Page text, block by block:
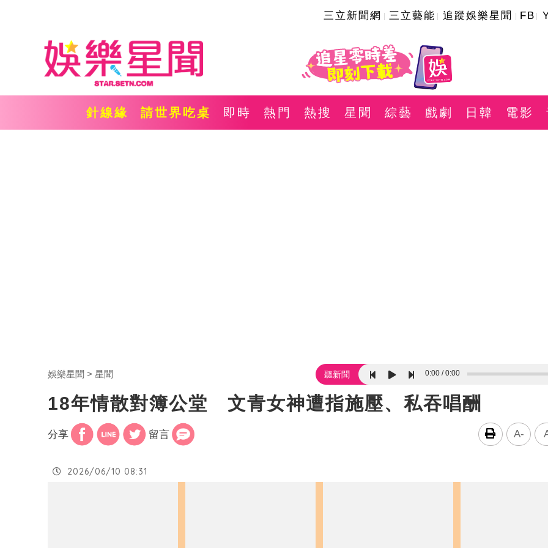
三立新聞網 三立藝能 追蹤娛樂星聞 FB
針線緣 請世界吃桌 即時 熱門 熱搜 星聞 綜藝 戲劇 日韓 電影
娛樂星聞 星聞 聽新聞 0:00 0:00
18年情散對簿公堂 文青女神遭指施壓、私吞唱酬
分享 留言 A-
2026/06/10 08:31